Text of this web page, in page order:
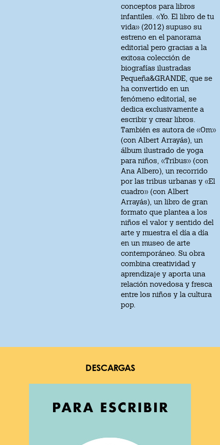
conceptos para libros
infantiles. «Yo. El libro de tu
vida» (2012) supuso su
estreno en el panorama
editorial pero gracias a la
exitosa colección de
biografías ilustradas
Pequeña&GRANDE, que se
ha convertido en un
fenómeno editorial, se
dedica exclusivamente a
escribir y crear libros.
También es autora de «Om»
(con Albert Arrayás), un
álbum ilustrado de yoga
para niños, «Tribus» (con
Ana Albero), un recorrido
por las tribus urbanas y «El
cuadro» (con Albert
Arrayás), un libro de gran
formato que plantea a los
niños el valor y sentido del
arte y muestra el día a día
en un museo de arte
contemporáneo. Su obra
combina creatividad y
aprendizaje y aporta una
relación novedosa y fresca
entre los niños y la cultura
pop.
DESCARGAS